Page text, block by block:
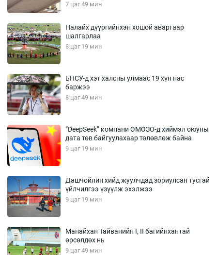
7 цаг 49 мин
Налайх дүүргийнхэн хошой аваргаар
шалгарлаа
8 цаг 19 мин
БНСУ-д хэт халсны улмаас 19 хүн нас
баржээ
8 цаг 49 мин
“DeepSeek” компани ӨМӨЗО-д хиймэл оюуны
дата төв байгуулахаар төлөвлөж байна
9 цаг 19 мин
Дашчойлин хийд жуулчдад зориулсан тусгай
үйлчилгээ үзүүлж эхэлжээ
9 цаг 19 мин
Манайхан Тайванийн I, II багийнхантай
өрсөлдөх нь
9 цаг 49 мин